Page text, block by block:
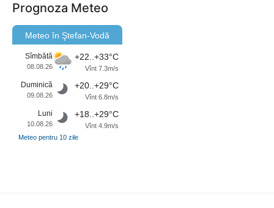
Prognoza Meteo
Meteo în Ştefan-Vodă
Sîmbătă
08.08.26
+22..+33°C
Vînt 7.3m/s
Duminică
09.08.26
+20..+29°C
Vînt 6.8m/s
Luni
10.08.26
+18..+29°C
Vînt 4.9m/s
Meteo pentru 10 zile